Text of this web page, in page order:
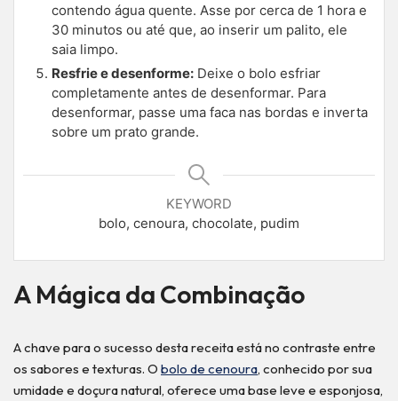
contendo água quente. Asse por cerca de 1 hora e
30 minutos ou até que, ao inserir um palito, ele
saia limpo.
Resfrie e desenforme: Deixe o bolo esfriar
completamente antes de desenformar. Para
desenformar, passe uma faca nas bordas e inverta
sobre um prato grande.
KEYWORD
bolo, cenoura, chocolate, pudim
A Mágica da Combinação
A chave para o sucesso desta receita está no contraste entre
os sabores e texturas. O bolo de cenoura, conhecido por sua
umidade e doçura natural, oferece uma base leve e esponjosa,